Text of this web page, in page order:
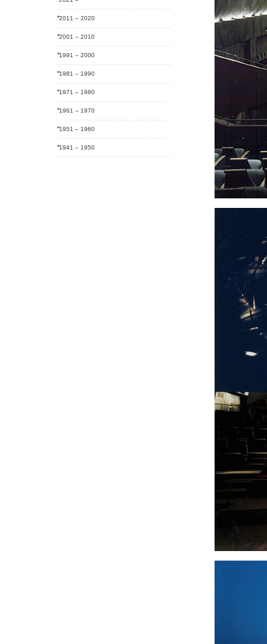
2011 – 2020
2001 – 2010
1991 – 2000
1981 – 1990
1971 – 1980
1961 – 1970
1951 – 1960
1941 – 1950